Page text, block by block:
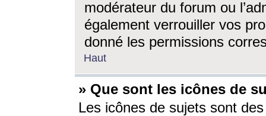
modérateur du forum ou
également verrouiller vos
donné les permissions
Haut
» Que sont les icônes de
Les icônes de sujets sont